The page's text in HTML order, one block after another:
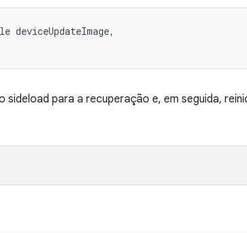
deviceUpdateImage,
para a recuperação e, em seguida,